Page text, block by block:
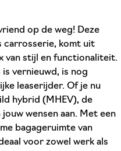
op de weg! Deze
carrosserie, komt uit
van stijl en functionaliteit.
vernieuwd, is nog
leaserijder. Of je nu
hybrid (MHEV), de
wensen aan. Met een
bagageruimte van
voor zowel werk als